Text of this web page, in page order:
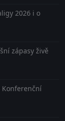
2026 i o
zápasy živě
Konferenční